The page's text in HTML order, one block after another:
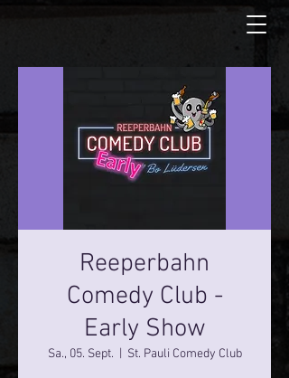
Reeperbahn
Comedy Club -
Early Show
Sa., 05. Sept. St. Pauli Comedy Club